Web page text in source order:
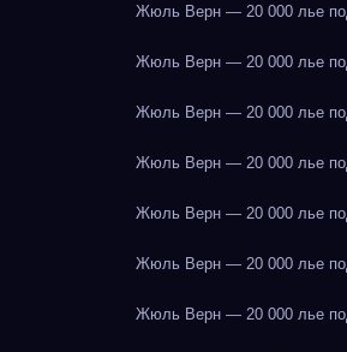
Жюль Верн — 20 000 лье
Жюль Верн — 20 000 лье
Жюль Верн — 20 000 лье
Жюль Верн — 20 000 лье
Жюль Верн — 20 000 лье
Жюль Верн — 20 000 лье
Жюль Верн — 20 000 лье